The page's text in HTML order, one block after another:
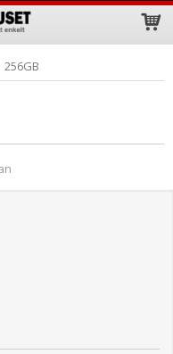
i varukorgen
256GB